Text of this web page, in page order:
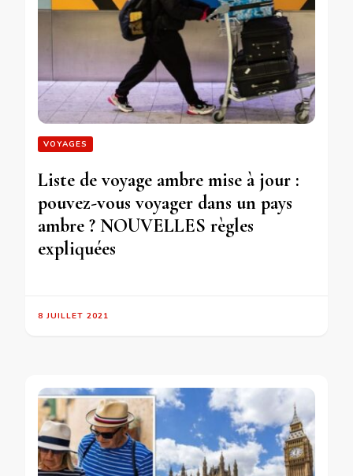
VOYAGES
Liste de voyage ambre mise à jour :
pouvez-vous voyager dans un pays
ambre ? NOUVELLES règles
expliquées
8 JUILLET 2021